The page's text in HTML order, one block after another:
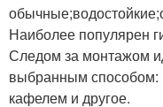
Наиболее популярен
Следом за монтажом
выбранным способом:
кафелем и другое.